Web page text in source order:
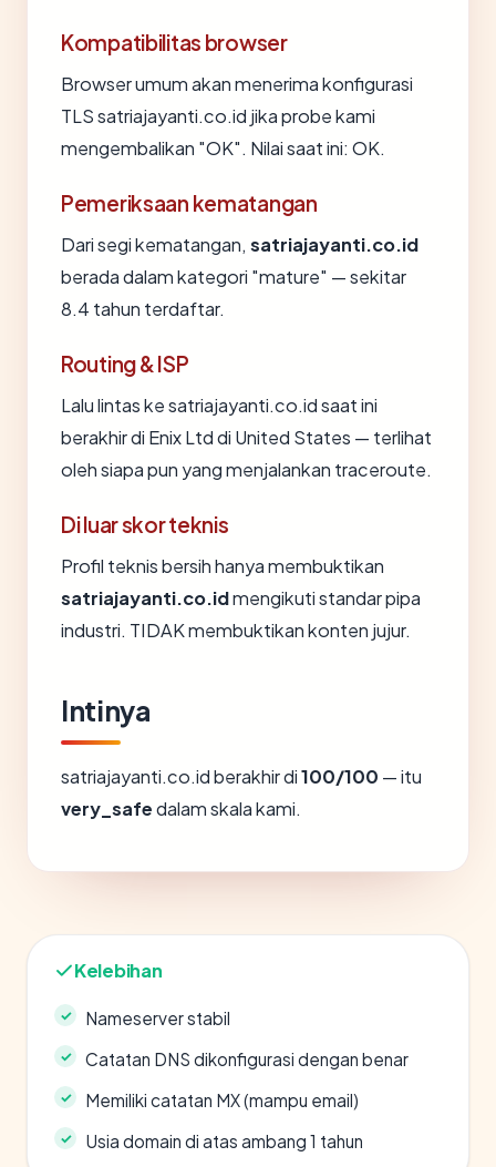
Kompatibilitas browser
Browser umum akan menerima konfigurasi
TLS satriajayanti.co.id jika probe kami
mengembalikan "OK". Nilai saat ini: OK.
Pemeriksaan kematangan
Dari segi kematangan, satriajayanti.co.id
berada dalam kategori "mature" — sekitar
8.4 tahun terdaftar.
Routing & ISP
Lalu lintas ke satriajayanti.co.id saat ini
berakhir di Enix Ltd di United States — terlihat
oleh siapa pun yang menjalankan traceroute.
Di luar skor teknis
Profil teknis bersih hanya membuktikan
satriajayanti.co.idmengikuti standar pipa
industri. TIDAK membuktikan konten jujur.
Intinya
satriajayanti.co.id berakhir di100/100 — itu
very_safedalam skala kami.
Kelebihan
Nameserver stabil
Catatan DNS dikonfigurasi dengan benar
Memiliki catatan MX (mampu email)
Usia domain di atas ambang 1 tahun